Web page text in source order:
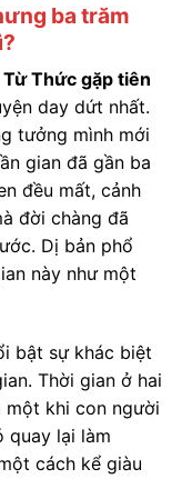
ba trăm
Từ Thức gặp tiên
day dứt nhất.
tưởng mình mới
gian đã gần ba
đều mất, cảnh
đời chàng đã
Dị bản phổ
này như một
bật sự khác biệt
Thời gian ở hai
một khi con người
quay lại làm
cách kể giàu